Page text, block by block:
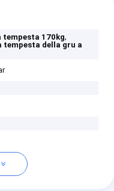
tempesta 170kg,
tempesta della gru a